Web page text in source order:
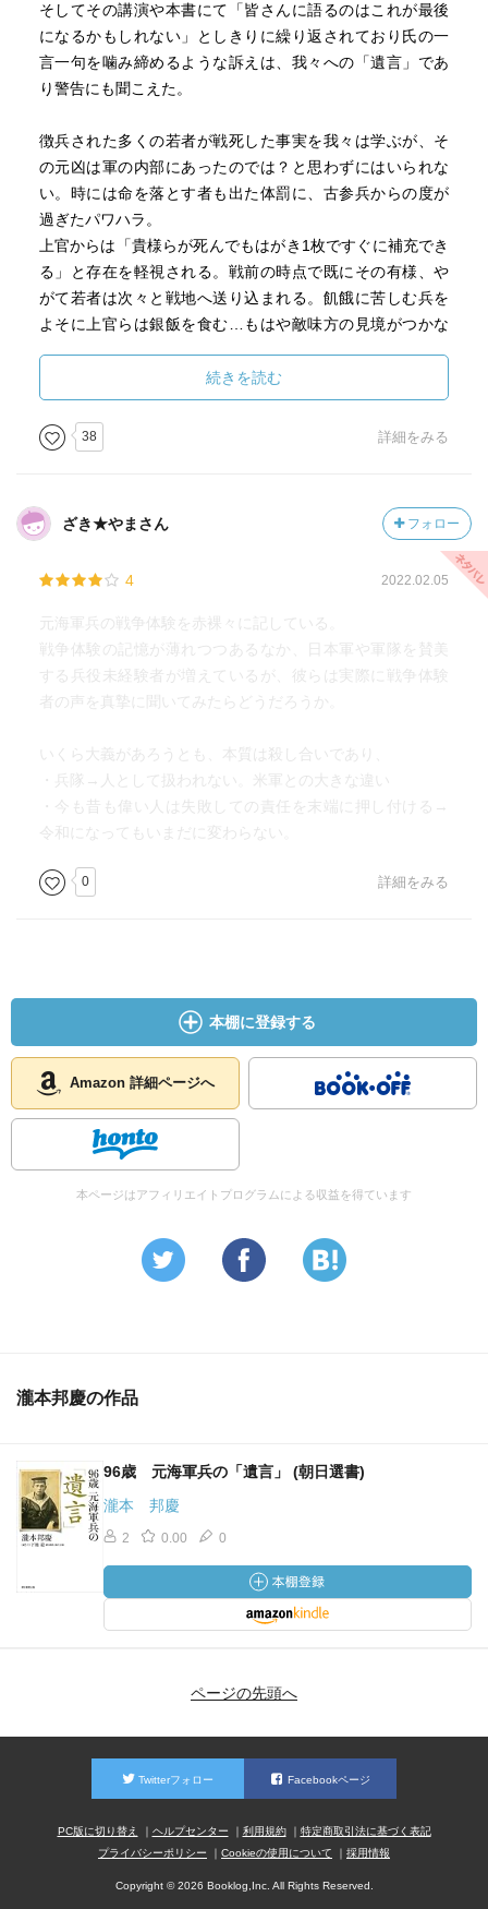
そしてその講演や本書にて「皆さんに語るのはこれが最後
になるかもしれない」としきりに繰り返されており氏の一
言一句を噛み締めるような訴えは、我々への「遺言」であ
り警告にも聞こえた。
徴兵された多くの若者が戦死した事実を我々は学ぶが、そ
の元凶は軍の内部にあったのでは？と思わずにはいられな
い。時には命を落とす者も出た体罰に、古参兵からの度が
過ぎたパワハラ。
上官からは「貴様らが死んでもはがき1枚ですぐに補充でき
る」と存在を軽視される。戦前の時点で既にその有様、や
がて若者は次々と戦地へ送り込まれる。飢餓に苦しむ兵を
よそに上官らは銀飯を食む…もはや敵味方の見境がつかな
「えらいひとにとってたいせつなのは自分のいのちだけだ
からね。自分以外のいのちは消耗品」
「実際は日本の本部から見すてられたときにもう殺されて
真珠湾攻撃やミッドウェー海戦といった歴史的瞬間、それ
らの現場にいらっしゃった事やそのお話を伺える機会には
只々感謝するばかりである。ミッドウェーなんか正確な敗
いたのが意外でもあった。
そして行きの汽車で流された涙の事を知って、死をも恐れ
動を中止された事もあった。
そうやって避け続けてしまえば、最後に聞いた言葉が本当
の本当に「遺言」となってしまう。真実を知るチャンスが
永遠に失われる。その想像すら出来ないでいるのか。
「国を守るとか大きなことを考えないでほしい。ひとりひ
とりが幸せを守ってほしい」
たち」。幸せもろとも守らなきゃいけない。
続きを読む
38 詳細をみる
ざき★やまさん フォロー
4 2022.02.05
元海軍兵の戦争体験を赤裸々に記している。
戦争体験の記憶が薄れつつあるなか、日本軍や軍隊を賛美
する兵役未経験者が増えているが、彼らは実際に戦争体験
者の声を真摯に聞いてみたらどうだろうか。
いくら大義があろうとも、本質は殺し合いであり、
・兵隊→人として扱われない。米軍との大きな違い
・今も昔も偉い人は失敗しての責任を末端に押し付ける→
令和になってもいまだに変わらない。
0 詳細をみる
本棚に登録する
Amazon 詳細ページへ
本ページはアフィリエイトプログラムによる収益を得ています
瀧本邦慶の作品
96歳 元海軍兵の「遺言」 (朝日選書)
瀧本 邦慶
2 0.00 0
ページの先頭へ
Twitterフォロー Facebookページ
PC版に切り替え ヘルプセンター 利用規約
特定商取引法に基づく表記
プライバシーポリシー
Cookieの使用について 採用情報
Copyright © 2026 Booklog,Inc. All Rights Reserved.